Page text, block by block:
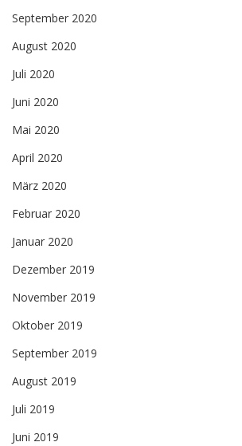
September 2020
August 2020
Juli 2020
Juni 2020
Mai 2020
April 2020
März 2020
Februar 2020
Januar 2020
Dezember 2019
November 2019
Oktober 2019
September 2019
August 2019
Juli 2019
Juni 2019